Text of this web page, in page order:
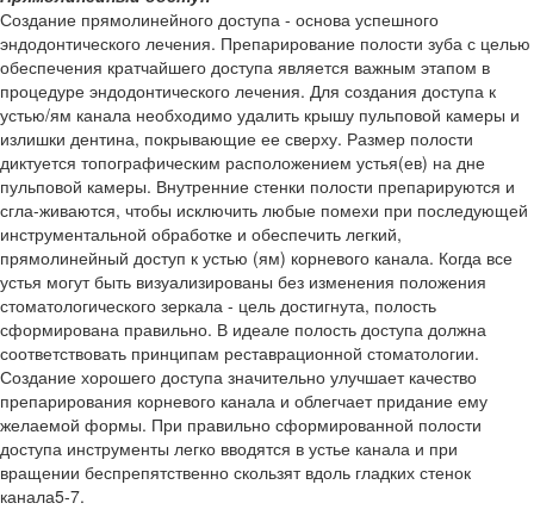
Создание прямолинейного доступа - основа успешного
эндодонтического лечения. Препарирование полости зуба с целью
обеспечения кратчайшего доступа является важным этапом в
процедуре эндодонтического лечения. Для создания доступа к
устью/ям канала необходимо удалить крышу пульповой камеры и
излишки дентина, покрывающие ее сверху. Размер полости
диктуется топографическим расположением устья(ев) на дне
пульповой камеры. Внутренние стенки полости препарируются и
сгла-живаются, чтобы исключить любые помехи при последующей
инструментальной обработке и обеспечить легкий,
прямолинейный доступ к устью (ям) корневого канала. Когда все
устья могут быть визуализированы без изменения положения
стоматологического зеркала - цель достигнута, полость
сформирована правильно. В идеале полость доступа должна
соответствовать принципам реставрационной стоматологии.
Создание хорошего доступа значительно улучшает качество
препарирования корневого канала и облегчает придание ему
желаемой формы. При правильно сформированной полости
доступа инструменты легко вводятся в устье канала и при
вращении беспрепятственно скользят вдоль гладких стенок
канала5-7.